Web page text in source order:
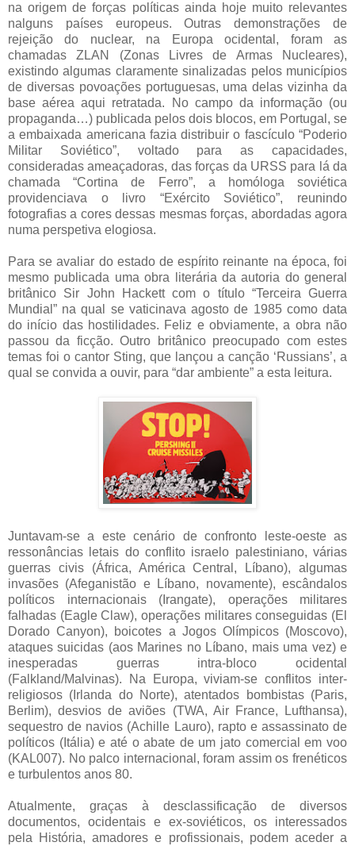
na origem de forças políticas ainda hoje muito relevantes
nalguns países europeus. Outras demonstrações de
rejeição do nuclear, na Europa ocidental, foram as
chamadas ZLAN (Zonas Livres de Armas Nucleares),
existindo algumas claramente sinalizadas pelos municípios
de diversas povoações portuguesas, uma delas vizinha da
base aérea aqui retratada. No campo da informação (ou
propaganda…) publicada pelos dois blocos, em Portugal, se
a embaixada americana fazia distribuir o fascículo “Poderio
Militar Soviético”, voltado para as capacidades,
consideradas ameaçadoras, das forças da URSS para lá da
chamada “Cortina de Ferro”, a homóloga soviética
providenciava o livro “Exército Soviético”, reunindo
fotografias a cores dessas mesmas forças, abordadas agora
numa perspetiva elogiosa.
Para se avaliar do estado de espírito reinante na época, foi
mesmo publicada uma obra literária da autoria do general
britânico Sir John Hackett com o título “Terceira Guerra
Mundial” na qual se vaticinava agosto de 1985 como data
do início das hostilidades. Feliz e obviamente, a obra não
passou da ficção. Outro britânico preocupado com estes
temas foi o cantor Sting, que lançou a canção ‘Russians’, a
qual se convida a ouvir, para “dar ambiente” a esta leitura.
Juntavam-se a este cenário de confronto leste-oeste as
ressonâncias letais do conflito israelo palestiniano, várias
guerras civis (África, América Central, Líbano), algumas
invasões (Afeganistão e Líbano, novamente), escândalos
políticos internacionais (Irangate), operações militares
falhadas (Eagle Claw), operações militares conseguidas (El
Dorado Canyon), boicotes a Jogos Olímpicos (Moscovo),
ataques suicidas (aos Marines no Líbano, mais uma vez) e
inesperadas guerras intra-bloco ocidental
(Falkland/Malvinas). Na Europa, viviam-se conflitos inter-
religiosos (Irlanda do Norte), atentados bombistas (Paris,
Berlim), desvios de aviões (TWA, Air France, Lufthansa),
sequestro de navios (Achille Lauro), rapto e assassinato de
políticos (Itália) e até o abate de um jato comercial em voo
(KAL007). No palco internacional, foram assim os frenéticos
e turbulentos anos 80.
Atualmente, graças à desclassificação de diversos
documentos, ocidentais e ex-soviéticos, os interessados
pela História, amadores e profissionais, podem aceder a